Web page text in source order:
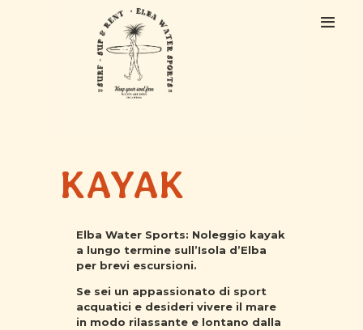
ESCURSIONI
CONTATTI
KAYAK
Elba Water Sports: Noleggio kayak
a lungo termine sull’Isola d’Elba
per brevi escursioni.
Se sei un appassionato di sport
acquatici e desideri vivere il mare
in modo rilassante e lontano dalla